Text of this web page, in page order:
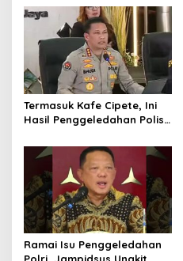
Kembangkan Industri
Helikopter
Termasuk Kafe Cipete, Ini
Hasil Penggeledahan Polisi
Ramai Isu Penggeledahan